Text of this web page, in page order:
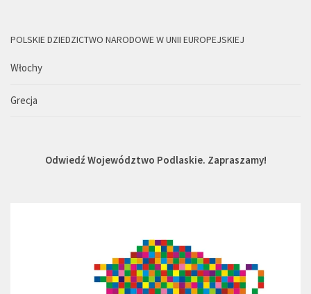
POLSKIE DZIEDZICTWO NARODOWE W UNII EUROPEJSKIEJ
Włochy
Grecja
Odwiedź Województwo Podlaskie. Zapraszamy!